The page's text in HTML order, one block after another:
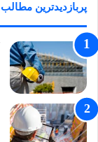
پربازدیدترین مطالب